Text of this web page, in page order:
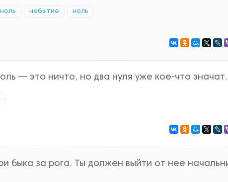
небытие ноль
— это ничто, но два нуля уже кое-что значат.
быка за рога. Ты должен выйти от нее